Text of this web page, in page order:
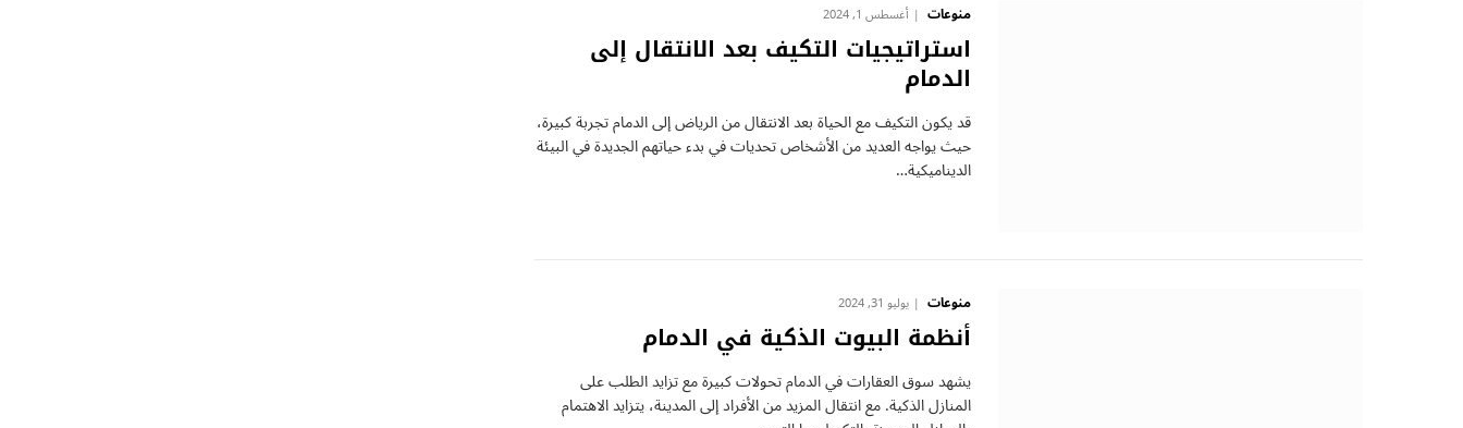
منوعات أغسطس 1, 2024
استراتيجيات التكيف بعد الانتقال إلى
الدمام
قد يكون التكيف مع الحياة بعد الانتقال من الرياض إلى الدمام تجربة كبيرة،
حيث يواجه العديد من الأشخاص تحديات في بدء حياتهم الجديدة في البيئة
الديناميكية…
منوعات يوليو 31, 2024
أنظمة البيوت الذكية في الدمام
يشهد سوق العقارات في الدمام تحولات كبيرة مع تزايد الطلب على
المنازل الذكية. مع انتقال المزيد من الأفراد إلى المدينة، يتزايد الاهتمام